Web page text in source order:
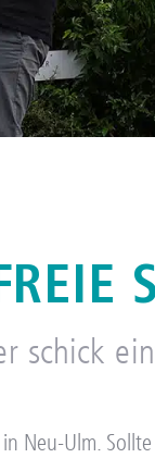
schick
Neu-Ulm.